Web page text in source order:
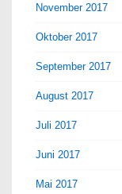
November 2017
Oktober 2017
September 2017
August 2017
Juli 2017
Juni 2017
Mai 2017